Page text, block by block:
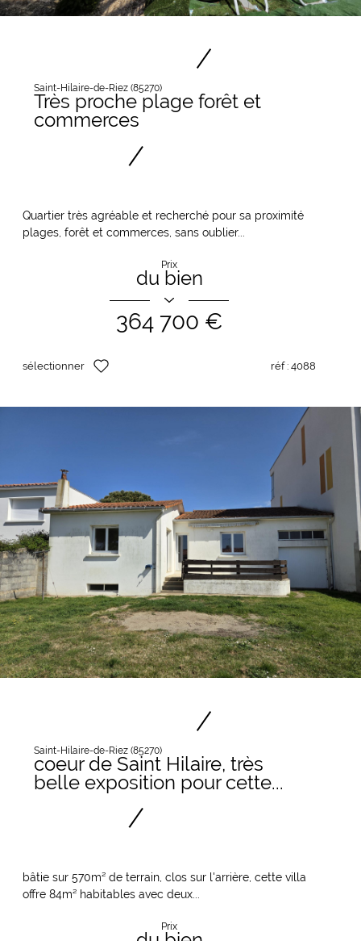
Saint-Hilaire-de-Riez (85270)
Très proche plage forêt et
commerces
Quartier très agréable et recherché pour sa proximité
plages, forêt et commerces, sans oublier...
Prix
du bien
364 700 €
sélectionner réf : 4088
Saint-Hilaire-de-Riez (85270)
coeur de Saint Hilaire, très
belle exposition pour cette...
bâtie sur 570m² de terrain, clos sur l'arrière, cette villa
offre 84m² habitables avec deux...
Prix